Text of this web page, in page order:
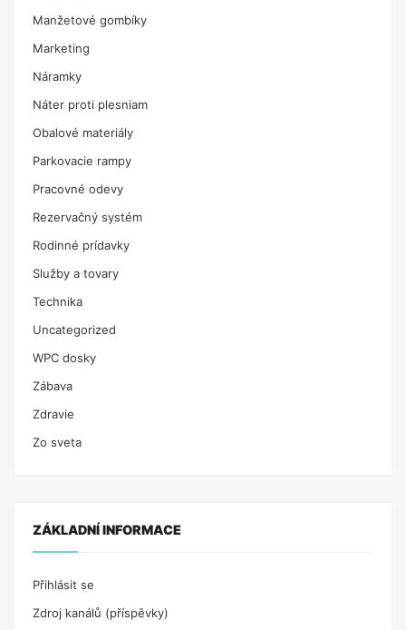
Manžetové gombíky
Marketing
Náramky
Náter proti plesniam
Obalové materiály
Parkovacie rampy
Pracovné odevy
Rezervačný systém
Rodinné prídavky
Služby a tovary
Technika
Uncategorized
WPC dosky
Zábava
Zdravie
Zo sveta
ZÁKLADNÍ INFORMACE
Přihlásit se
Zdroj kanálů (příspěvky)